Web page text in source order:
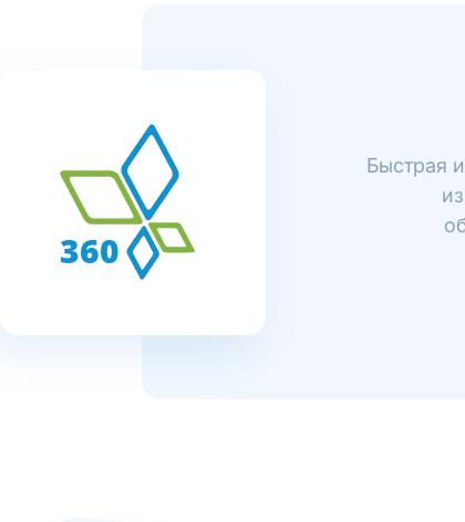
Быстрая